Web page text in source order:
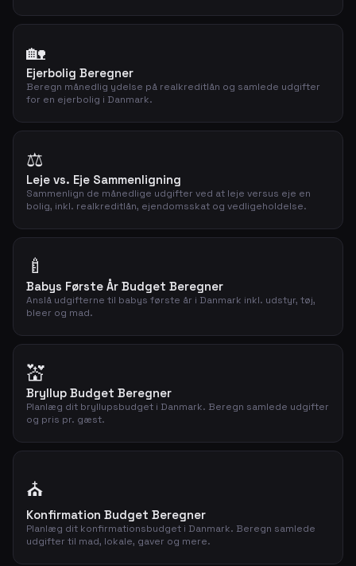
🏡
Ejerbolig Beregner
Beregn månedlig ydelse på realkreditlån og samlede udgifter
for en ejerbolig i Danmark.
⚖️
Leje vs. Eje Sammenligning
Sammenlign de månedlige udgifter ved at leje versus eje en
bolig, inkl. realkreditlån, ejendomsskat og vedligeholdelse.
🍼
Babys Første År Budget Beregner
Anslå udgifterne til babys første år i Danmark inkl. udstyr, tøj,
bleer og mad.
💒
Bryllup Budget Beregner
Planlæg dit bryllupsbudget i Danmark. Beregn samlede udgifter
og pris pr. gæst.
⛪
Konfirmation Budget Beregner
Planlæg dit konfirmationsbudget i Danmark. Beregn samlede
udgifter til mad, lokale, gaver og mere.